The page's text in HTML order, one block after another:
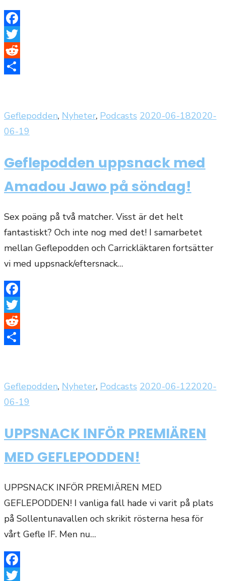
Facebook
Twitter
Reddit
Geflepodden, Nyheter, Podcasts Publicerat
2020-06-182020-
06-19
Geflepodden uppsnack med
Amadou Jawo på söndag!
Sex poäng på två matcher. Visst är det helt
fantastiskt? Och inte nog med det! I samarbetet
mellan Geflepodden och Carrickläktaren fortsätter
vi med uppsnack/eftersnack…
Facebook
Twitter
Reddit
Geflepodden, Nyheter, Podcasts Publicerat
2020-06-122020-
06-19
UPPSNACK INFÖR PREMIÄREN
MED GEFLEPODDEN!
UPPSNACK INFÖR PREMIÄREN MED
GEFLEPODDEN! I vanliga fall hade vi varit på plats
på Sollentunavallen och skrikit rösterna hesa för
vårt Gefle IF. Men nu…
Facebook